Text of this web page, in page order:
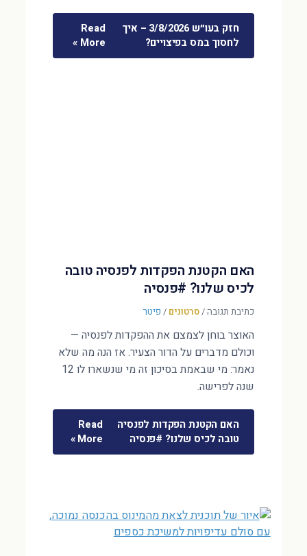
חזק בעו״ש 3/8/2026 – איך
לחסוך במס בפיצויים?
Read
More »
האם הקטנת הפקדות לפנסיה טובה
לכיס שלנו? #פנסיה
כתיבת תגובה/סרטונים / פיטר
האוצר בוחן לצמצם את ההפקדות לפנסיה —
וכולם מדברים על הדור הצעיר. אז הנה מה שלא
נאמר: מי שבאמת בסיכון זה מי שנשארו לו 12
שנה לפרישה.
האם הקטנת הפקדות לפנסיה
טובה לכיס שלנו? #פנסיה
Read
More »